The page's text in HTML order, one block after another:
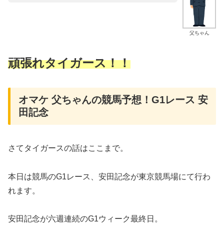
父ちゃん
頑張れタイガース！！
オマケ 父ちゃんの競馬予想！G1レース 安
田記念
さてタイガースの話はここまで。
本日は競馬のG1レース、安田記念が東京競馬場にて行わ
れます。
安田記念が六週連続のG1ウィーク最終日。